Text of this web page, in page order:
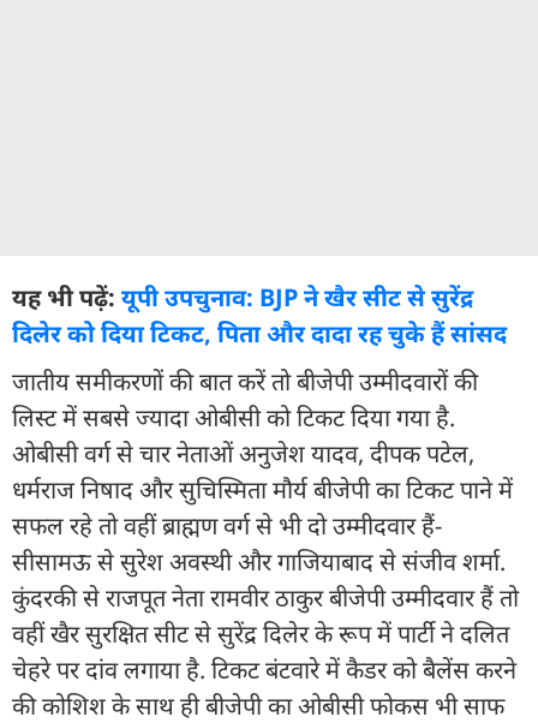
यह भी पढ़ें: यूपी उपचुनाव: BJP ने खैर सीट से सुरेंद्र
दिलेर को दिया टिकट, पिता और दादा रह चुके हैं सांसद
जातीय समीकरणों की बात करें तो बीजेपी उम्मीदवारों की
लिस्ट में सबसे ज्यादा ओबीसी को टिकट दिया गया है.
ओबीसी वर्ग से चार नेताओं अनुजेश यादव, दीपक पटेल,
धर्मराज निषाद और सुचिस्मिता मौर्य बीजेपी का टिकट पाने में
सफल रहे तो वहीं ब्राह्मण वर्ग से भी दो उम्मीदवार हैं-
सीसामऊ से सुरेश अवस्थी और गाजियाबाद से संजीव शर्मा.
कुंदरकी से राजपूत नेता रामवीर ठाकुर बीजेपी उम्मीदवार हैं तो
वहीं खैर सुरक्षित सीट से सुरेंद्र दिलेर के रूप में पार्टी ने दलित
चेहरे पर दांव लगाया है. टिकट बंटवारे में कैडर को बैलेंस करने
की कोशिश के साथ ही बीजेपी का ओबीसी फोकस भी साफ